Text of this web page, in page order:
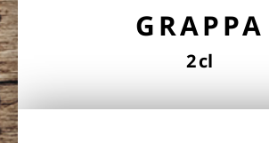
GRAPPA
2 cl